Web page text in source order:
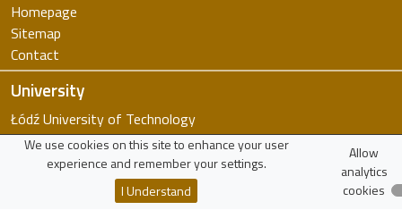
Homepage
Sitemap
Contact
University
Łódź University of Technology
FTiMS
WIKAMP
We use cookies on this site to enhance your user
experience and remember your settings.
I Understand
Allow
analytics
cookies